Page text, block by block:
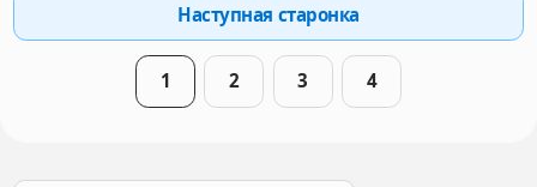
Наступная старонка
1 2 3 4